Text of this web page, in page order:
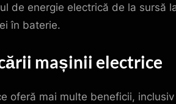
de energie electrică de la sursă
în baterie.
mașinii electrice
oferă mai multe beneficii, inclusiv